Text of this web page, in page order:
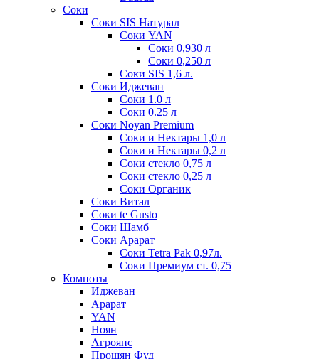
Соки
Соки SIS Натурал
Соки YAN
Соки 0,930 л
Соки 0,250 л
Соки SIS 1,6 л.
Соки Иджеван
Соки 1.0 л
Соки 0.25 л
Соки Noyan Premium
Соки и Нектары 1,0 л
Соки и Нектары 0,2 л
Соки стекло 0,75 л
Соки стекло 0,25 л
Соки Органик
Соки Витал
Соки te Gusto
Соки Шамб
Соки Арарат
Соки Tetra Pak 0,97л.
Соки Премиум ст. 0,75
Компоты
Иджеван
Арарат
YAN
Ноян
Агроянс
Прошян Фуд